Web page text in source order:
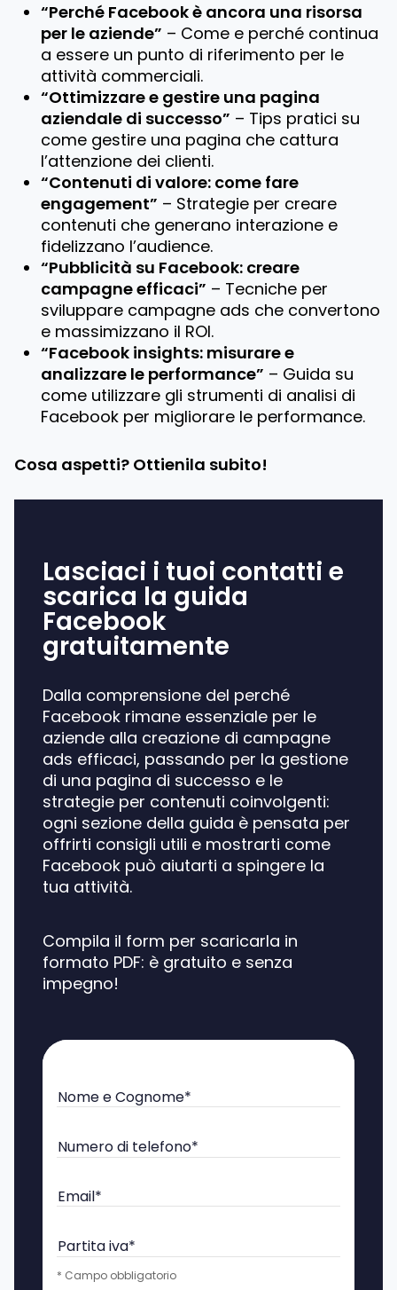
“Perché Facebook è ancora una risorsa
per le aziende” – Come e perché continua
a essere un punto di riferimento per le
attività commerciali.
“Ottimizzare e gestire una pagina
aziendale di successo” – Tips pratici su
come gestire una pagina che cattura
l’attenzione dei clienti.
“Contenuti di valore: come fare
engagement” – Strategie per creare
contenuti che generano interazione e
fidelizzano l’audience.
“Pubblicità su Facebook: creare
campagne efficaci” – Tecniche per
sviluppare campagne ads che convertono
e massimizzano il ROI.
“Facebook insights: misurare e
analizzare le performance” – Guida su
come utilizzare gli strumenti di analisi di
Facebook per migliorare le performance.
Cosa aspetti? Ottienila subito!
Lasciaci i tuoi contatti e
scarica la guida
Facebook
gratuitamente
Dalla comprensione del perché
Facebook rimane essenziale per le
aziende alla creazione di campagne
ads efficaci, passando per la gestione
di una pagina di successo e le
strategie per contenuti coinvolgenti:
ogni sezione della guida è pensata per
offrirti consigli utili e mostrarti come
Facebook può aiutarti a spingere la
tua attività.
Compila il form per scaricarla in
formato PDF: è gratuito e senza
impegno!
Nome e Cognome*
Numero di telefono*
Email*
Partita iva*
* Campo obbligatorio